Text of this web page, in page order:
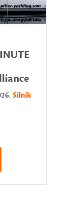
Silnik